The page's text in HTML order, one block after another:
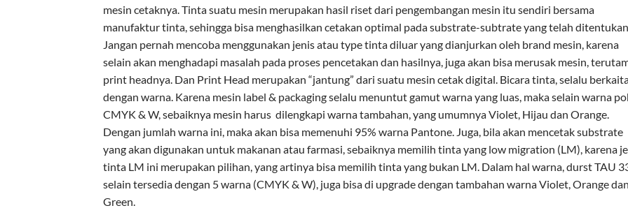
mesin cetaknya. Tinta suatu mesin merupakan hasil riset dari pengembangan mesin itu sendiri bersama
manufaktur tinta, sehingga bisa menghasilkan cetakan optimal pada substrate-subtrate yang telah
Jangan pernah mencoba menggunakan jenis atau type tinta diluar yang dianjurkan oleh brand mesin, karena
selain akan menghadapi masalah pada proses pencetakan dan hasilnya, juga akan bisa merusak mesin,
print headnya. Dan Print Head merupakan “jantung” dari suatu mesin cetak digital. Bicara tinta, selalu
dengan warna. Karena mesin label & packaging selalu menuntut gamut warna yang luas, maka selain warna
CMYK & W, sebaiknya mesin harus dilengkapi warna tambahan, yang umumnya Violet, Hijau dan Orange.
Dengan jumlah warna ini, maka akan bisa memenuhi 95% warna Pantone. Juga, bila akan mencetak substrate
yang akan digunakan untuk makanan atau farmasi, sebaiknya memilih tinta yang low migration (LM), karena
tinta LM ini merupakan pilihan, yang artinya bisa memilih tinta yang bukan LM. Dalam hal warna, durst TAU
selain tersedia dengan 5 warna (CMYK & W), juga bisa di upgrade dengan tambahan warna Violet, Orange dan
Green.